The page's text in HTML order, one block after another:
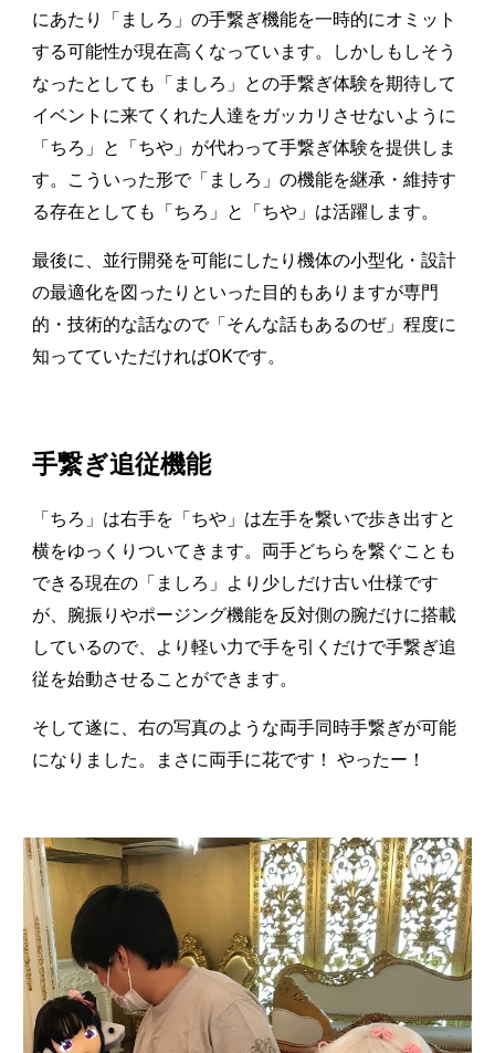
にあたり「ましろ」の手繋ぎ機能を一時的にオミット
する可能性が現在高くなっています。しかしもしそう
なったとしても「ましろ」との手繋ぎ体験を期待して
イベントに来てくれた人達をガッカリさせないように
「ちろ」と「ちや」が代わって手繋ぎ体験を提供しま
す。こういった形で「ましろ」の機能を継承・維持す
る存在としても「ちろ」と「ちや」は活躍します。
最後に、並行開発を可能にしたり機体の小型化・設計
の最適化を図ったりといった目的もありますが専門
的・技術的な話なので「そんな話もあるのぜ」程度に
知ってていただければOKです。
手繋ぎ追従機能
「ちろ」は右手を「ちや」は左手を繋いで歩き出すと
横をゆっくりついてきます。両手どちらを繋ぐことも
できる現在の「ましろ」より少しだけ古い仕様です
が、腕振りやポージング機能を反対側の腕だけに搭載
しているので、より軽い力で手を引くだけで手繋ぎ追
従を始動させることができます。
そして遂に、右の写真のような両手同時手繋ぎが可能
になりました。まさに両手に花です！ やったー！